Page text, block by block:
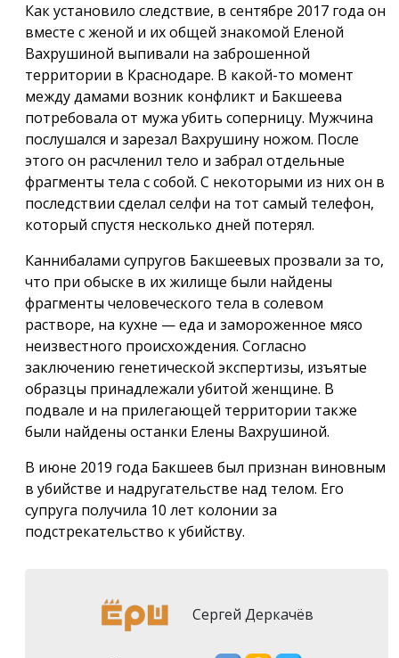
Как установило следствие, в сентябре 2017 года он
вместе с женой и их общей знакомой Еленой
Вахрушиной выпивали на заброшенной
территории в Краснодаре. В какой-то момент
между дамами возник конфликт и Бакшеева
потребовала от мужа убить соперницу. Мужчина
послушался и зарезал Вахрушину ножом. После
этого он расчленил тело и забрал отдельные
фрагменты тела с собой. С некоторыми из них он в
последствии сделал селфи на тот самый телефон,
который спустя несколько дней потерял.
Каннибалами супругов Бакшеевых прозвали за то,
что при обыске в их жилище были найдены
фрагменты человеческого тела в солевом
растворе, на кухне — еда и замороженное мясо
неизвестного происхождения. Согласно
заключению генетической экспертизы, изъятые
образцы принадлежали убитой женщине. В
подвале и на прилегающей территории также
были найдены останки Елены Вахрушиной.
В июне 2019 года Бакшеев был признан виновным
в убийстве и надругательстве над телом. Его
супруга получила 10 лет колонии за
подстрекательство к убийству.
Сергей Деркачёв